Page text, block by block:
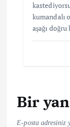
kumandalı
aşağı
Bir
E-posta adresiniz